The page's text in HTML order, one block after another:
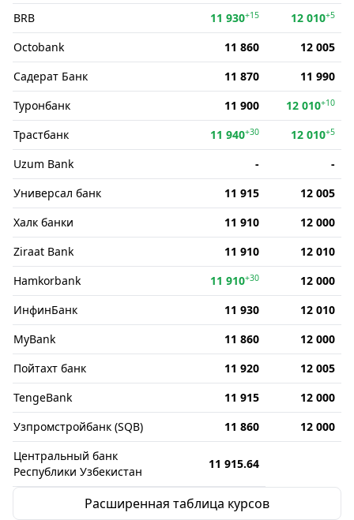
BRB 11 930+15 12 010+5
Octobank 11 860
12 005
Садерат Банк
11 870
11 990
Туронбанк
11 900 12 010+10
Трастбанк 11 940+30 12 010+5
Uzum Bank -
-
Универсал банк
11 915
12 005
Халк банки
11 910
12 000
Ziraat Bank
11 910
12 010
Hamkorbank
11 910+30
12 000
ИнфинБанк
11 930
12 010
MyBank
11 860
12 000
Пойтахт банк
11 920
12 005
TengeBank
11 915
12 000
Узпромстройбанк (SQB)
11 860
12 000
Центральный банк
Республики Узбекистан
11 915.64
Расширенная таблица курсов